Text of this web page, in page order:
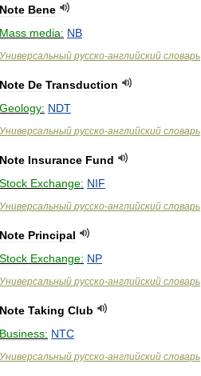
Note Bene
Mass media: NB
Универсальный русско-английский словарь
Note De Transduction
Geology: NDT
Универсальный русско-английский словарь
Note Insurance Fund
Stock Exchange: NIF
Универсальный русско-английский словарь
Note Principal
Stock Exchange: NP
Универсальный русско-английский словарь
Note Taking Club
Business: NTC
Универсальный русско-английский словарь